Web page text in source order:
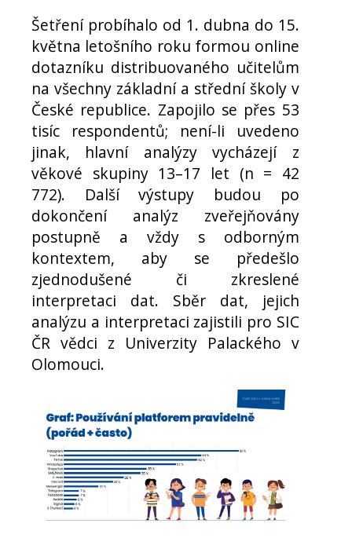
Šetření probíhalo od 1. dubna do 15.
května letošního roku formou online
dotazníku distribuovaného učitelům
na všechny základní a střední školy v
České republice. Zapojilo se přes 53
tisíc respondentů; není-li uvedeno
jinak, hlavní analýzy vycházejí z
věkové skupiny 13–17 let (n = 42
772). Další výstupy budou po
dokončení analýz zveřejňovány
postupně a vždy s odborným
kontextem, aby se předešlo
zjednodušené či zkreslené
interpretaci dat. Sběr dat, jejich
analýzu a interpretaci zajistili pro SIC
ČR vědci z Univerzity Palackého v
Olomouci.